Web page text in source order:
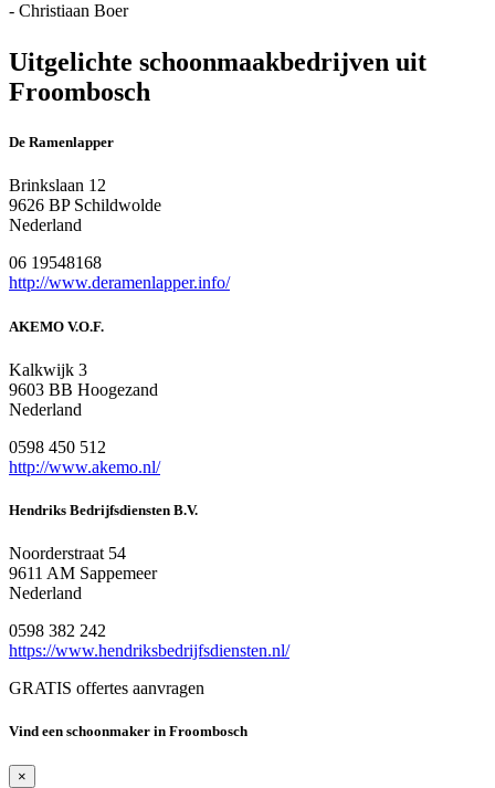
- Christiaan Boer
Uitgelichte schoonmaakbedrijven uit
Froombosch
De Ramenlapper
Brinkslaan 12
9626 BP Schildwolde
Nederland
06 19548168
http://www.deramenlapper.info/
AKEMO V.O.F.
Kalkwijk 3
9603 BB Hoogezand
Nederland
0598 450 512
http://www.akemo.nl/
Hendriks Bedrijfsdiensten B.V.
Noorderstraat 54
9611 AM Sappemeer
Nederland
0598 382 242
https://www.hendriksbedrijfsdiensten.nl/
GRATIS offertes aanvragen
Vind een schoonmaker in Froombosch
×